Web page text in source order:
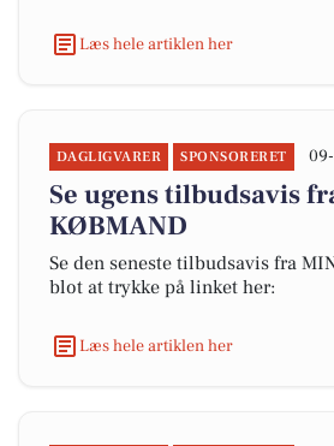
Læs hele artiklen her
DAGLIGVARER SPONSORERET
Se ugens tilbudsavis
KØBMAND
Se den seneste tilbudsavis fra
blot at trykke på linket her:
Læs hele artiklen her